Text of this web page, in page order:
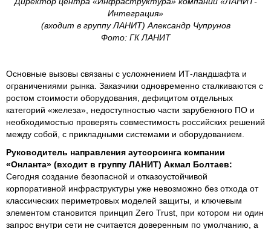
Интеграция»
(входит в группу ЛАНИТ) Александр Чупрунов
Фото: ГК ЛАНИТ
Основные вызовы связаны с усложнением ИТ-ландшафта и
ограничениями рынка. Заказчики одновременно сталкиваются с
ростом стоимости оборудования, дефицитом отдельных
категорий «железа», недоступностью части зарубежного ПО и
необходимостью проверять совместимость российских решений
между собой, с прикладными системами и оборудованием.
Руководитель направления аутсорсинга компании
«Онланта» (входит в группу ЛАНИТ) Акмал Болтаев:
Сегодня создание безопасной и отказоустойчивой
корпоративной инфраструктуры уже невозможно без отхода от
классических периметровых моделей защиты, и ключевым
элементом становится принцип Zero Trust, при котором ни один
запрос внутри сети не считается доверенным по умолчанию, а